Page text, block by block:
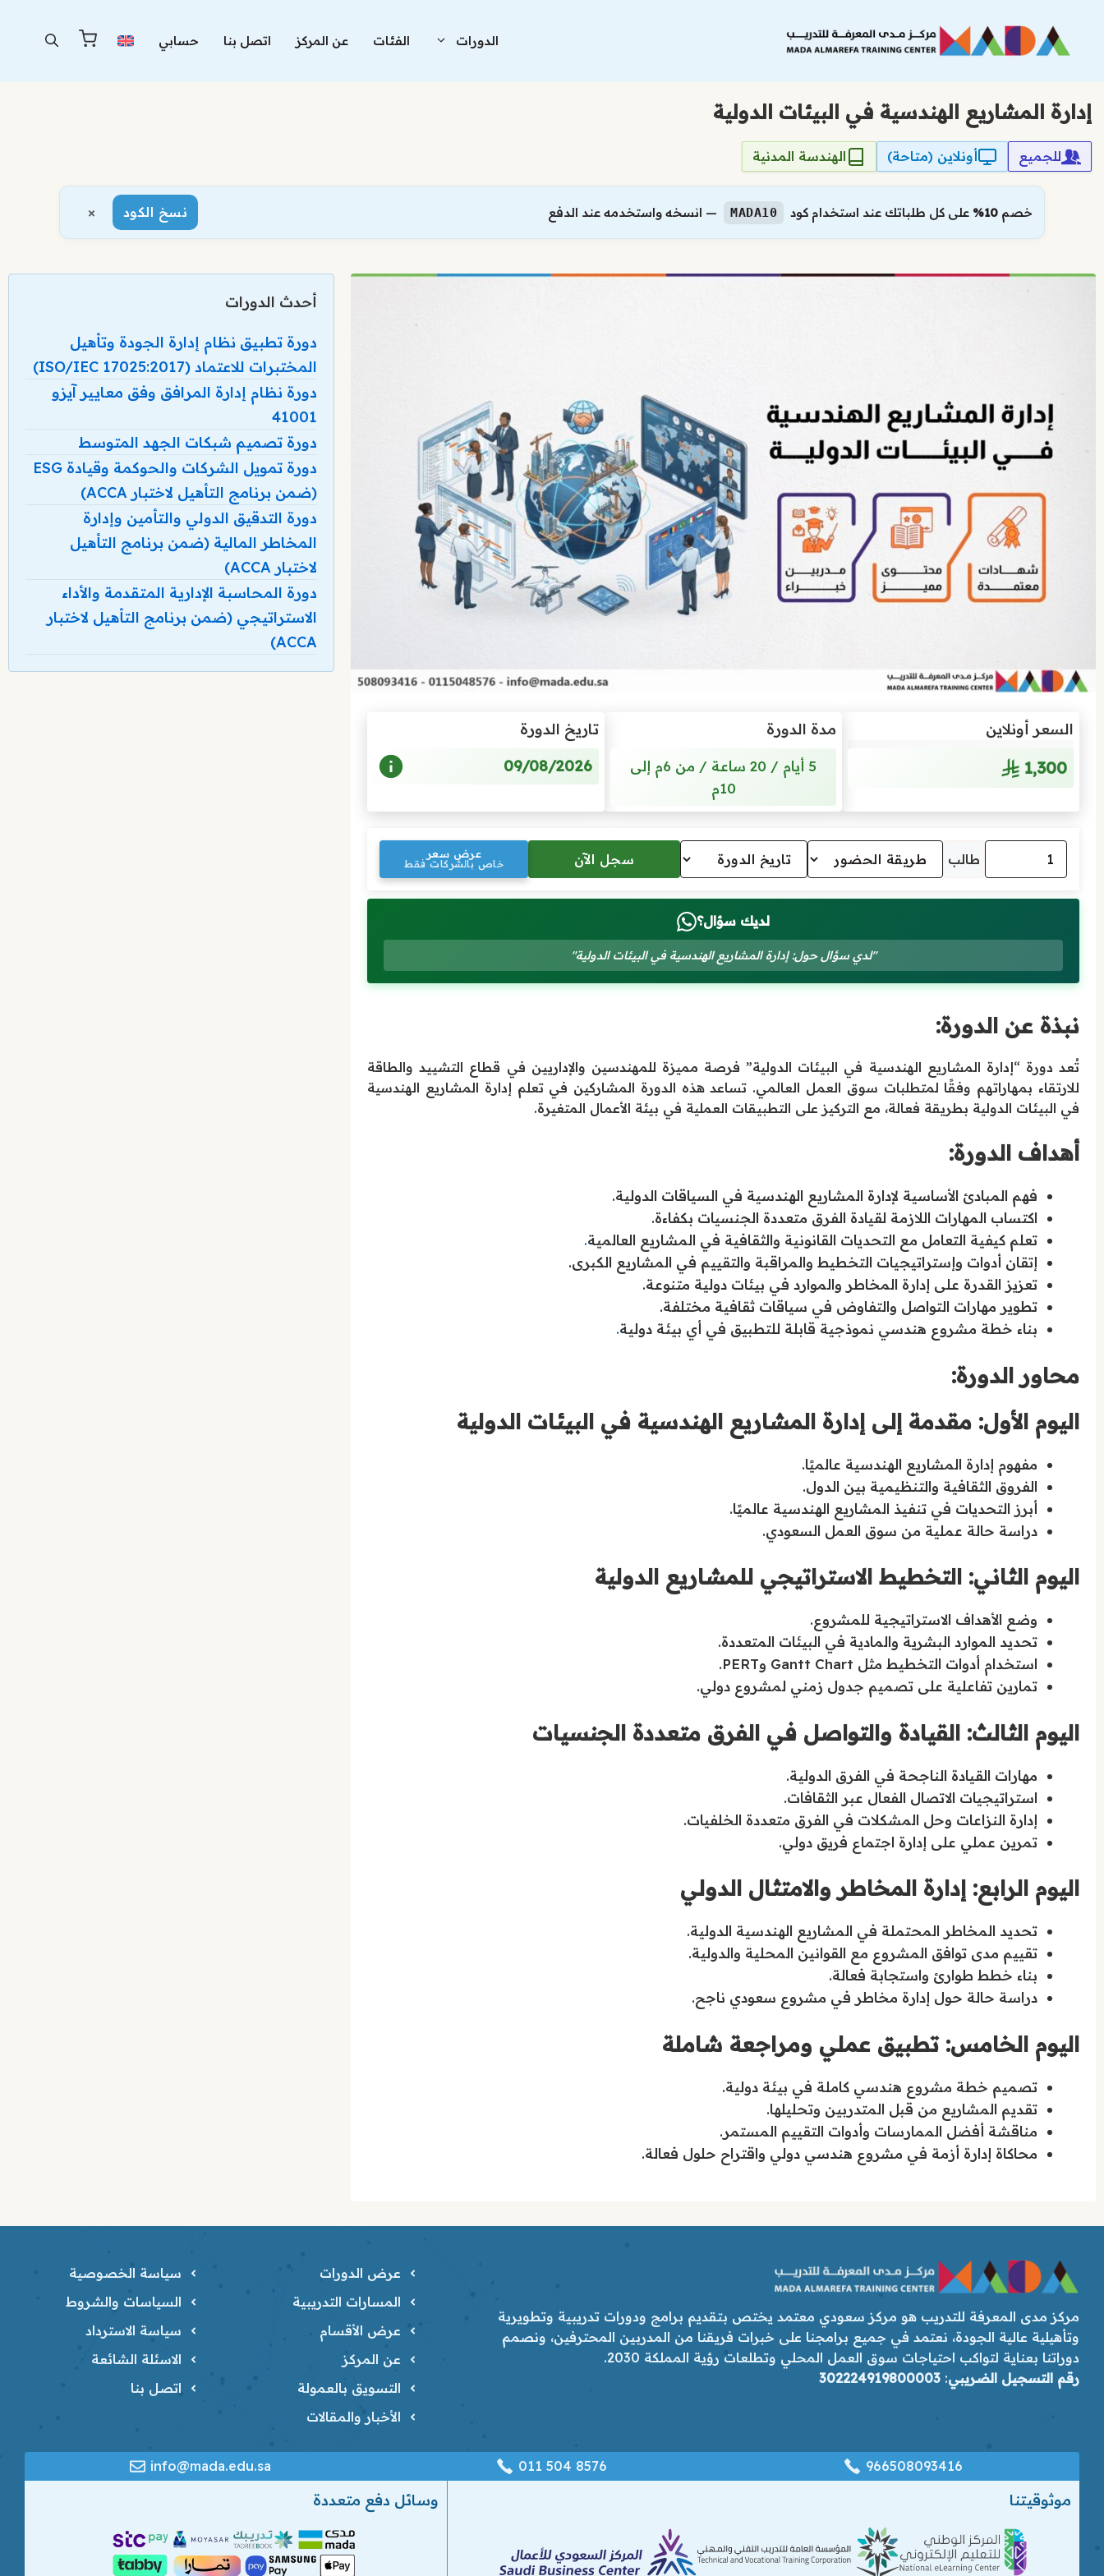
المحتوى
الدورات الفئات عن المركز اتصل بنا حسابي
إدارة المشاريع الهندسية في البيئات الدولية
للجميع أونلاين (متاحة) الهندسة المدنية
خصم 10% على كل طلباتك عند استخدام كود MADA10 — انسخه واستخدمه عند الدفع نسخ الكود ×
السعر أونلاين
1٬300
مدة الدورة
5 أيام / 20 ساعة / من 6م إلى
10م
تاريخ الدورة
09/08/2026
طالب عرض سعر
خاص بالشركات فقط
لديك سؤال؟
"لدي سؤال حول: إدارة المشاريع الهندسية في البيئات الدولية"
نبذة عن الدورة:
تُعد دورة “إدارة المشاريع الهندسية في البيئات الدولية” فرصة مميزة للمهندسين والإداريين في قطاع التشييد والطاقة
للارتقاء بمهاراتهم وفقًا لمتطلبات سوق العمل العالمي. تساعد هذه الدورة المشاركين في تعلم إدارة المشاريع الهندسية
في البيئات الدولية بطريقة فعالة، مع التركيز على التطبيقات العملية في بيئة الأعمال المتغيرة.
أهداف الدورة:
فهم المبادئ الأساسية لإدارة المشاريع الهندسية في السياقات الدولية.
اكتساب المهارات اللازمة لقيادة الفرق متعددة الجنسيات بكفاءة.
تعلم كيفية التعامل مع التحديات القانونية والثقافية في المشاريع العالمية.
إتقان أدوات وإستراتيجيات التخطيط والمراقبة والتقييم في المشاريع الكبرى.
تعزيز القدرة على إدارة المخاطر والموارد في بيئات دولية متنوعة.
تطوير مهارات التواصل والتفاوض في سياقات ثقافية مختلفة.
بناء خطة مشروع هندسي نموذجية قابلة للتطبيق في أي بيئة دولية.
محاور الدورة:
اليوم الأول: مقدمة إلى إدارة المشاريع الهندسية في البيئات الدولية
مفهوم إدارة المشاريع الهندسية عالميًا.
الفروق الثقافية والتنظيمية بين الدول.
أبرز التحديات في تنفيذ المشاريع الهندسية عالميًا.
دراسة حالة عملية من سوق العمل السعودي.
اليوم الثاني: التخطيط الاستراتيجي للمشاريع الدولية
وضع الأهداف الاستراتيجية للمشروع.
تحديد الموارد البشرية والمادية في البيئات المتعددة.
استخدام أدوات التخطيط مثل Gantt Chart وPERT.
تمارين تفاعلية على تصميم جدول زمني لمشروع دولي.
اليوم الثالث: القيادة والتواصل في الفرق متعددة الجنسيات
مهارات القيادة الناجحة في الفرق الدولية.
استراتيجيات الاتصال الفعال عبر الثقافات.
إدارة النزاعات وحل المشكلات في الفرق متعددة الخلفيات.
تمرين عملي على إدارة اجتماع فريق دولي.
اليوم الرابع: إدارة المخاطر والامتثال الدولي
تحديد المخاطر المحتملة في المشاريع الهندسية الدولية.
تقييم مدى توافق المشروع مع القوانين المحلية والدولية.
بناء خطط طوارئ واستجابة فعالة.
دراسة حالة حول إدارة مخاطر في مشروع سعودي ناجح.
اليوم الخامس: تطبيق عملي ومراجعة شاملة
تصميم خطة مشروع هندسي كاملة في بيئة دولية.
تقديم المشاريع من قبل المتدربين وتحليلها.
مناقشة أفضل الممارسات وأدوات التقييم المستمر.
محاكاة إدارة أزمة في مشروع هندسي دولي واقتراح حلول فعالة.
أحدث الدورات
دورة تطبيق نظام إدارة الجودة وتأهيل
المختبرات للاعتماد (ISO/IEC 17025:2017)
دورة نظام إدارة المرافق وفق معايير آيزو
41001
دورة تصميم شبكات الجهد المتوسط
دورة تمويل الشركات والحوكمة وقيادة ESG
(ضمن برنامج التأهيل لاختبار ACCA)
دورة التدقيق الدولي والتأمين وإدارة
المخاطر المالية (ضمن برنامج التأهيل
لاختبار ACCA)
دورة المحاسبة الإدارية المتقدمة والأداء
الاستراتيجي (ضمن برنامج التأهيل لاختبار
ACCA)
مركز مدى المعرفة للتدريب هو مركز سعودي معتمد يختص بتقديم برامج ودورات تدريبية وتطويرية
وتأهيلية عالية الجودة، نعتمد في جميع برامجنا على خبرات فريقنا من المدربين المحترفين، ونصمم
دوراتنا بعناية لتواكب احتياجات سوق العمل المحلي وتطلعات رؤية المملكة 2030.
رقم التسجيل الضريبي:
302224919800003
عرض الدورات
المسارات التدريبية
عرض الأقسام
عن المركز
التسويق بالعمولة
الأخبار والمقالات
سياسة الخصوصية
السياسات والشروط
سياسة الاسترداد
الاسئلة الشائعة
اتصل بنا
966508093416
‎011 504 8576
info@mada.edu.sa
موثوقيتنا وسائل دفع متعددة